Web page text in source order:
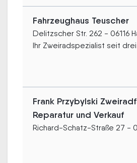
Fahrzeughaus Teuscher
Delitzscher Str. 262 - 06116
Ihr Zweiradspezialist seit drei
Frank Przybylski
Reparatur und Verkauf
Richard-Schatz-Straße 27 -